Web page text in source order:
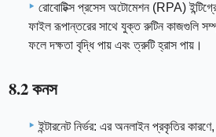
রোবোটিক্স প্রসেস অটোমেশন (RPA)
ফাইল রূপান্তরের সাথে যুক্ত রুটিন কাজগুলি
ফলে দক্ষতা বৃদ্ধি পায় এবং ত্রুটি হ্রাস পায়।
8.2 কনস
ইন্টারনেট নির্ভর: এর অনলাইন প্রকৃতির